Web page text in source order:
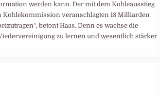
werden kann. Der mit dem Kohleausstieg
veranschlagten 18 Milliarden
betont Haas. Denn es wachse die
zu lernen und wesentlich stärker